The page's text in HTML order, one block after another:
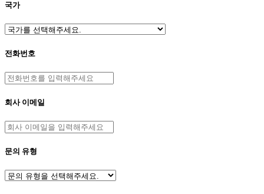
국가
전화번호
회사 이메일
문의 유형